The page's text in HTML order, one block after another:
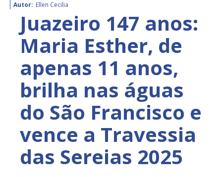
Autor: Ellen Cecilia
Juazeiro 147 anos:
Maria Esther, de
apenas 11 anos,
brilha nas águas
do São Francisco e
vence a Travessia
das Sereias 2025